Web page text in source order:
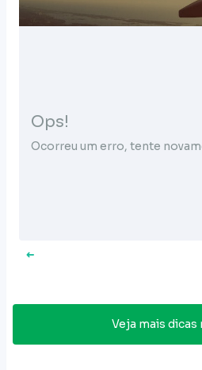
Ops!
Ocorreu um erro, tente
Veja mais dicas